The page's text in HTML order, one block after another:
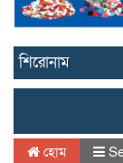
শিরোনাম
হোম